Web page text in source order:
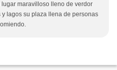
maravilloso lleno de verdor
lagos su plaza llena de personas